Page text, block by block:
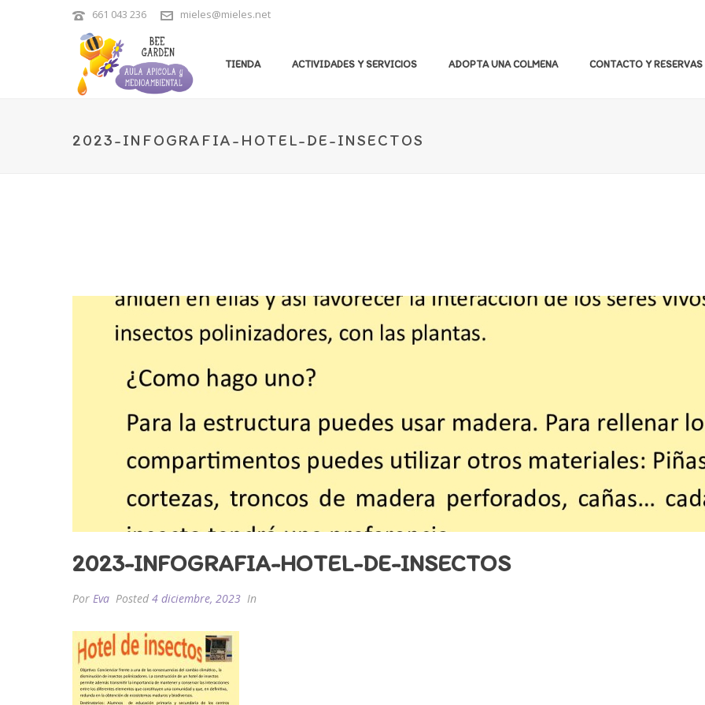
661 043 236 mieles@mieles.net
TIENDA ACTIVIDADES Y SERVICIOS ADOPTA UNA COLMENA CONTACTO Y RESERVAS
2023-INFOGRAFIA-HOTEL-DE-INSECTOS
2023-INFOGRAFIA-HOTEL-DE-INSECTOS
Por Eva Posted 4 diciembre, 2023 In